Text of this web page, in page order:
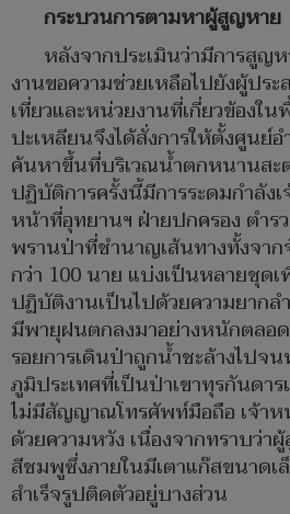
กระบวนการตามหาผู้สูญหาย
หลังจากประเมินว่ามีการสูญ
งานขอความช่วยเหลือไปยังผู้ปร
เที่ยวและหน่วยงานที่เกี่ยวข้องใ
ปะเหลียนจึงได้สั่งการให้ตั้งศูนย์
ค้นหาขึ้นที่บริเวณน้ำตกหนานสะ
ปฏิบัติการครั้งนี้มีการระดมกำลัง
หน้าที่อุทยานฯ ฝ่ายปกครอง ตำ
พรานป่าที่ชำนาญเส้นทางทั้งจา
กว่า 100 นาย แบ่งเป็นหลายชุด
ปฏิบัติงานเป็นไปด้วยความยากล
มีพายุฝนตกลงมาอย่างหนักตลอ
รอยการเดินป่าถูกน้ำชะล้างไป
ภูมิประเทศที่เป็นป่าเขาทุรกันดา
ไม่มีสัญญาณโทรศัพท์มือถือ เจ้าห
ด้วยความหวัง เนื่องจากทราบว่า
สีชมพูซึ่งภายในมีเตาแก๊สขนาดเ
สำเร็จรูปติดตัวอยู่บางส่วน